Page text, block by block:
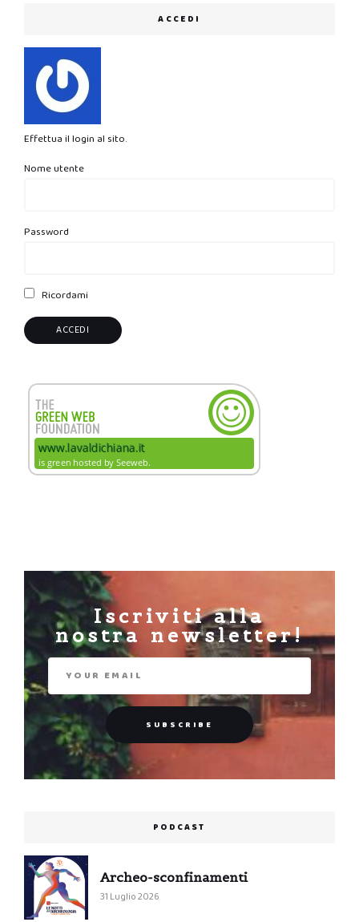
ACCEDI
Effettua il login al sito.
Nome utente
Password
Ricordami
Iscriviti alla
nostra newsletter!
PODCAST
Archeo-sconfinamenti
31 Luglio 2026